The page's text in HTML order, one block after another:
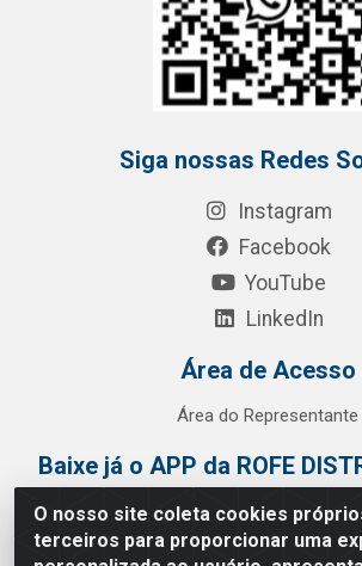
O nosso site coleta cookies
terceiros para proporcionar uma
Siga nossas Redes
Instagram
Facebook
YouTube
LinkedIn
Área de Acesso
Área do Representante
Baixe já o APP da ROFE